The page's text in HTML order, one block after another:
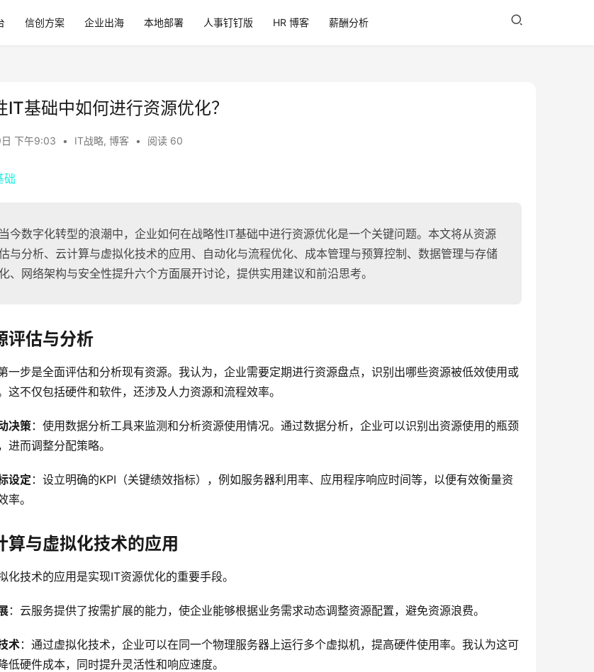
信创方案 企业出海 本地部署 人事钉钉版 HR 博客 薪酬分析
IT基础中如何进行资源优化？
下午9:03 • IT战略, 博客 • 阅读 60
今数字化转型的浪潮中，企业如何在战略性IT基础中进行资源优化是一个关键问题。本文将从资源
与分析、云计算与虚拟化技术的应用、自动化与流程优化、成本管理与预算控制、数据管理与存储
、网络架构与安全性提升六个方面展开讨论，提供实用建议和前沿思考。
评估与分析
一步是全面评估和分析现有资源。我认为，企业需要定期进行资源盘点，识别出哪些资源被低效使用或
这不仅包括硬件和软件，还涉及人力资源和流程效率。
决策：使用数据分析工具来监测和分析资源使用情况。通过数据分析，企业可以识别出资源使用的瓶颈
进而调整分配策略。
设定：设立明确的KPI（关键绩效指标），例如服务器利用率、应用程序响应时间等，以便有效衡量资
率。
算与虚拟化技术的应用
化技术的应用是实现IT资源优化的重要手段。
：云服务提供了按需扩展的能力，使企业能够根据业务需求动态调整资源配置，避免资源浪费。
术：通过虚拟化技术，企业可以在同一个物理服务器上运行多个虚拟机，提高硬件使用率。我认为这可
低硬件成本，同时提升灵活性和响应速度。